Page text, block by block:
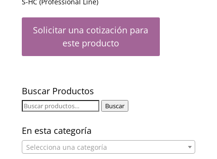
Solicitar una cotización para
este producto
Buscar Productos
Buscar
Buscar
En esta categoría
Selecciona una categoría